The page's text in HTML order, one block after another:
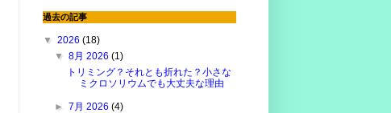
過去の記事
▼ 2026 (18)
▼8月 2026(1)
トリミング？それとも折れた？小さな
ミクロソリウムでも大丈夫な理由
►7月 2026(4)